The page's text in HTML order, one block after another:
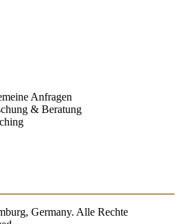
Anfragen
& Beratung
Germany. Alle Rechte